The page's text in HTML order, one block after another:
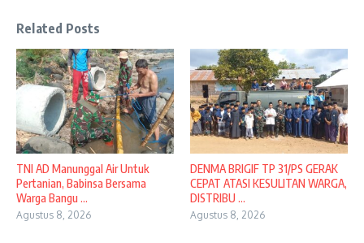
Related Posts
TNI AD Manunggal Air Untuk
Pertanian, Babinsa Bersama
Warga Bangu ...
Agustus 8, 2026
DENMA BRIGIF TP 31/PS GERAK
CEPAT ATASI KESULITAN WARGA,
DISTRIBU ...
Agustus 8, 2026